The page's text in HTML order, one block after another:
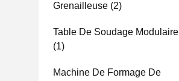
Grenailleuse (2)
Table De Soudage Modulaire
(1)
Machine De Formage De